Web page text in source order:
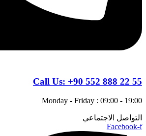
Call Us: +90 552 888 22 55
Monday - Friday : 09:00 - 19:00
التواصل الاجتماعي
Facebook-f